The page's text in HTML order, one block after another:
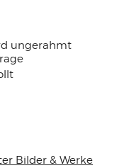
ungerahmt
Bilder & Werke